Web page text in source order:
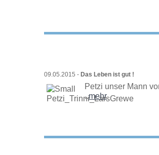
09.05.2015 - Das Leben ist gut !
Petzi unser Mann
..mehr